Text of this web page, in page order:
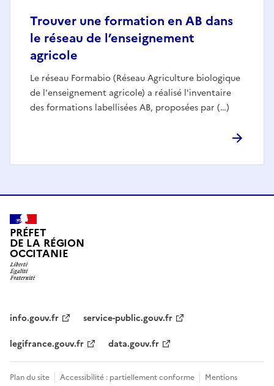
Trouver une formation en AB dans
le réseau de l’enseignement
agricole
Le réseau Formabio (Réseau Agriculture biologique
de l'enseignement agricole) a réalisé l'inventaire
des formations labellisées AB, proposées par (…)
PRÉFET
DE LA RÉGION
OCCITANIE
info.gouv.fr
service-public.gouv.fr
legifrance.gouv.fr
data.gouv.fr
Plan du site Accessibilité : partiellement conforme Mentions